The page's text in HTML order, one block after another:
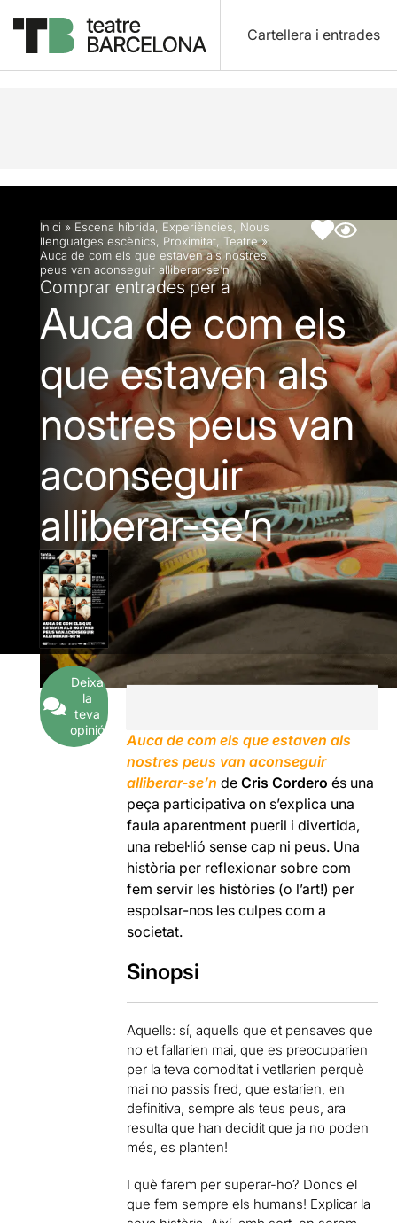
Cartellera i entrades
Descripció Fitxa artística Fotos i vídeos
Inici » Escena híbrida, Experiències, Nous
llenguatges escènics, Proximitat, Teatre»
Auca de com els que estaven als nostres
peus van aconseguir alliberar-se’n
Comprar entrades per a
Auca de com els
que estaven als
nostres peus van
aconseguir
alliberar-se’n
Deixa
la
teva
opinió
Auca de com els que estaven als
nostres peus van aconseguir
alliberar-se’ndeCris Corderoés una
peça participativa on s’explica una
faula aparentment pueril i divertida,
una rebel·lió sense cap ni peus. Una
història per reflexionar sobre com
fem servir les històries (o l’art!) per
espolsar-nos les culpes com a
societat.
Sinopsi
Aquells: sí, aquells que et pensaves que
no et fallarien mai, que es preocuparien
per la teva comoditat i vetllarien perquè
mai no passis fred, que estarien, en
definitiva, sempre als teus peus, ara
resulta que han decidit que ja no poden
més, es planten!
I què farem per superar-ho? Doncs el
que fem sempre els humans! Explicar la